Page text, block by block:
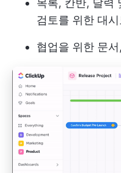
검토를 위한 대시
협업을 위한 문